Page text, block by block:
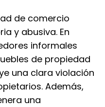
de comercio
y abusiva. En
informales
de propiedad
una clara violación
Además,
una